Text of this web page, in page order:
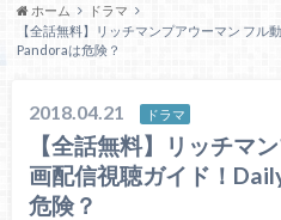
ホーム
ドラマ
【全話無料】リッチマンプアウーマン フル
Pandoraは危険？
2018.04.21 ドラマ
【全話無料】リッチマ
画配信視聴ガイド！
危険？